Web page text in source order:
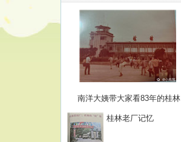
林
南洋大姨带大家看83年的桂林
桂林老厂记忆